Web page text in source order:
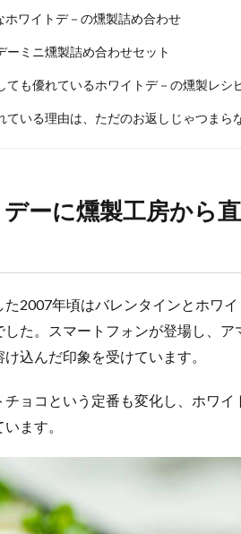
ワイトデ－の燻製詰め合わせ
ミニ燻製詰め合わせセット
ても優れているホワイトデ－の燻製レシ
ている理由は、ただのお返しじゃつまら
ーに燻製工房から
2007年頃はバレンタインとホワ
た。スマートフォンが登場し、ア
込んだ印象を受けています。
ョコという定番も変化し、ホワイ
ます。